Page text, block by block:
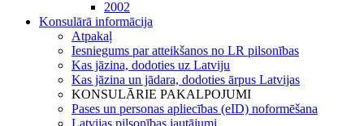
2002
Konsulārā informācija
Atpakaļ
Iesniegums par atteikšanos no LR pilsonības
Kas jāzina, dodoties uz Latviju
Kas jāzina un jādara, dodoties ārpus Latvijas
KONSULĀRIE PAKALPOJUMI
Pases un personas apliecības (eID) noformēšana
Latvijas pilsonības jautājumi